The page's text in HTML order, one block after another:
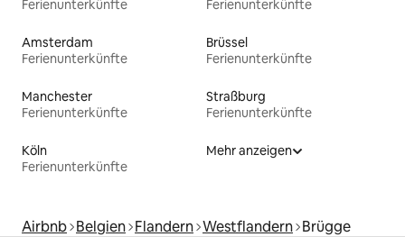
Ferienunterkünfte Ferienunterkünfte
Amsterdam
Ferienunterkünfte
Brüssel
Ferienunterkünfte
Manchester
Ferienunterkünfte
Straßburg
Ferienunterkünfte
Köln
Ferienunterkünfte
Mehr anzeigen
Airbnb Belgien Flandern Westflandern Brügge